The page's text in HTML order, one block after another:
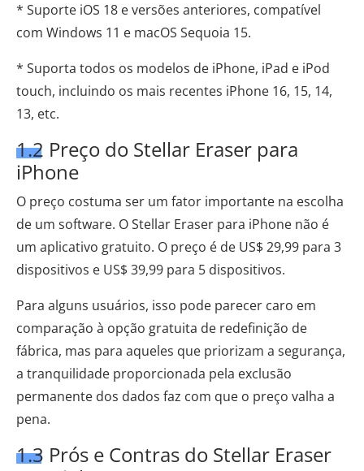
* Suporte iOS 18 e versões anteriores, compatível
com Windows 11 e macOS Sequoia 15.
* Suporta todos os modelos de iPhone, iPad e iPod
touch, incluindo os mais recentes iPhone 16, 15, 14,
13, etc.
1.2 Preço do Stellar Eraser para
iPhone
O preço costuma ser um fator importante na escolha
de um software. O Stellar Eraser para iPhone não é
um aplicativo gratuito. O preço é de US$ 29,99 para 3
dispositivos e US$ 39,99 para 5 dispositivos.
Para alguns usuários, isso pode parecer caro em
comparação à opção gratuita de redefinição de
fábrica, mas para aqueles que priorizam a segurança,
a tranquilidade proporcionada pela exclusão
permanente dos dados faz com que o preço valha a
pena.
1.3 Prós e Contras do Stellar Eraser